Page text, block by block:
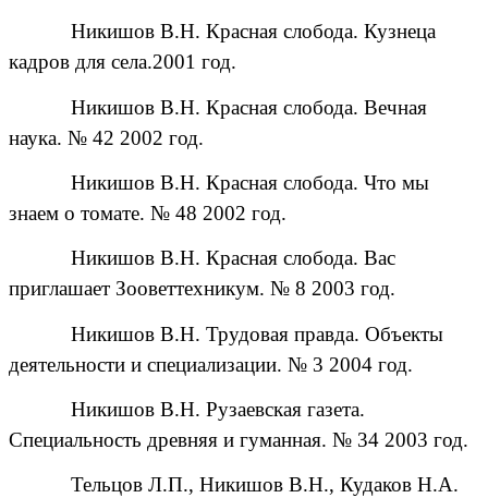
Никишов В.Н. Красная слобода. Кузнеца
кадров для села.2001 год.
Никишов В.Н. Красная слобода. Вечная
наука. № 42 2002 год.
Никишов В.Н. Красная слобода. Что мы
знаем о томате. № 48 2002 год.
Никишов В.Н. Красная слобода. Вас
приглашает Зооветтехникум. № 8 2003 год.
Никишов В.Н. Трудовая правда. Объекты
деятельности и специализации. № 3 2004 год.
Никишов В.Н. Рузаевская газета.
Специальность древняя и гуманная. № 34 2003 год.
Тельцов Л.П., Никишов В.Н., Кудаков Н.А.